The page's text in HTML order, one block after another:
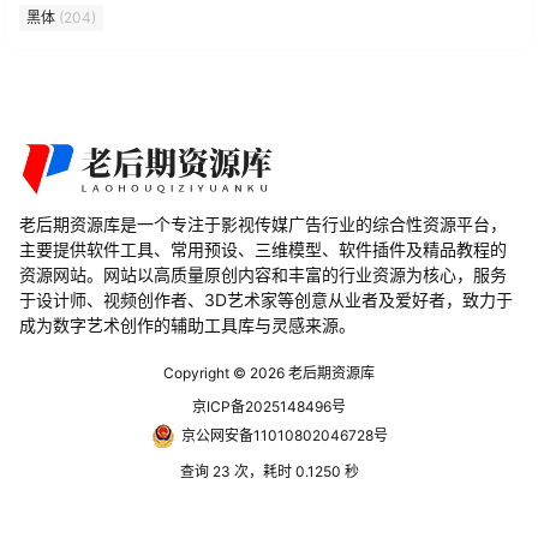
黑体 (204)
老后期资源库是一个专注于影视传媒广告行业的综合性资源平台，
主要提供软件工具、常用预设、三维模型、软件插件及精品教程的
资源网站。网站以高质量原创内容和丰富的行业资源为核心，服务
于设计师、视频创作者、3D艺术家等创意从业者及爱好者，致力于
成为数字艺术创作的辅助工具库与灵感来源。
Copyright © 2026 老后期资源库
京ICP备2025148496号
京公网安备11010802046728号
查询 23 次，耗时 0.1250 秒